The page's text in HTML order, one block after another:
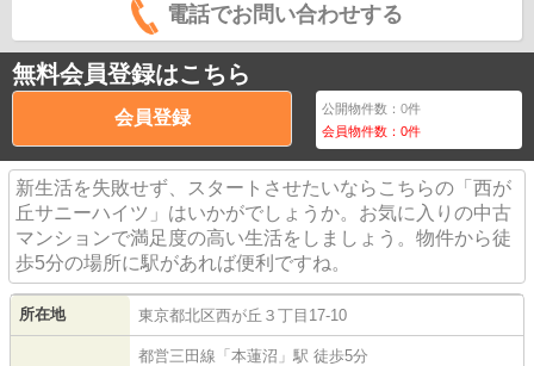
電話でお問い合わせする
無料会員登録はこちら
会員登録 公開物件数：0件
会員物件数：0件
新生活を失敗せず、スタートさせたいならこちらの「西が
丘サニーハイツ」はいかがでしょうか。お気に入りの中古
マンションで満足度の高い生活をしましょう。物件から徒
歩5分の場所に駅があれば便利ですね。
所在地 東京都北区西が丘 ３丁目17-10
都営三田線 「 本蓮沼 」駅 徒歩5分